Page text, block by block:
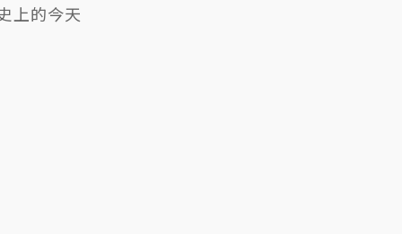
上的今天